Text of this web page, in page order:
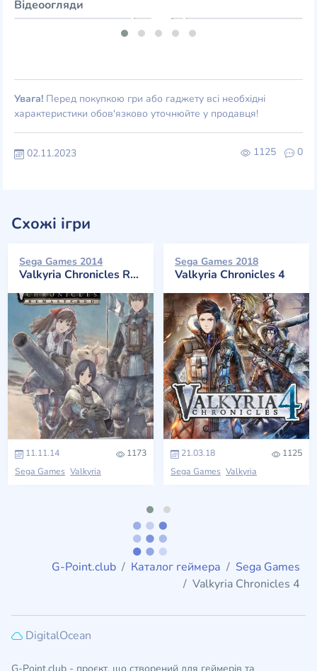
Відеоогляди
Увага! Перед покупкою гри або гаджету всі необхідні
характеристики обов'язково уточнюйте у продавця!
1125 0
02.11.2023
Схожі ігри
Sega Games 2014
Valkyria Chronicles Remastered
11.11.14
1173
Sega Games Valkyria
Sega Games 2018
Valkyria Chronicles 4
21.03.18
1125
Sega Games Valkyria
G-Point.club Каталог геймера
Sega Games
Valkyria Chronicles 4
DigitalOcean